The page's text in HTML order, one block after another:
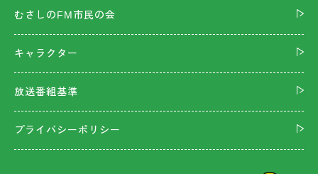
むさしのFM市民の会
キャラクター
放送番組基準
プライバシーポリシー